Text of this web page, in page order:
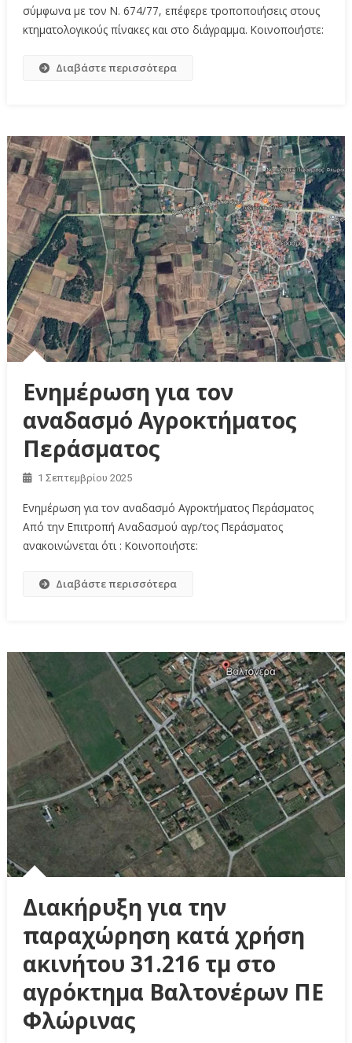
σύμφωνα με τον Ν. 674/77, επέφερε τροποποιήσεις στους
κτηματολογικούς πίνακες και στο διάγραμμα. Κοινοποιήστε:
Διαβάστε περισσότερα
Ενημέρωση για τον
αναδασμό Αγροκτήματος
Περάσματος
1 Σεπτεμβρίου 2025
Ενημέρωση για τον αναδασμό Αγροκτήματος Περάσματος
Από την Επιτροπή Αναδασμού αγρ/τος Περάσματος
ανακοινώνεται ότι : Κοινοποιήστε:
Διαβάστε περισσότερα
Διακήρυξη για την
παραχώρηση κατά χρήση
ακινήτου 31.216 τμ στο
αγρόκτημα Βαλτονέρων ΠΕ
Φλώρινας